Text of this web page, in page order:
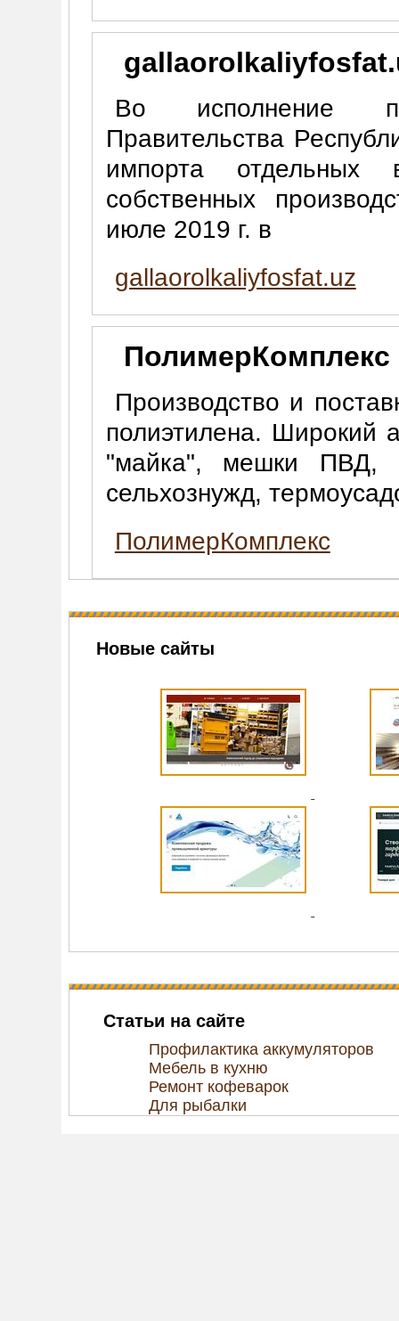
Новые сайты
Во исполнение
Правительства
импорта отдельных
собственных
июле 2019 г. в
gallaorolkaliyfosfat.uz
ПолимерКомплекс
Производство и
полиэтилена. Широкий
"майка", мешки
сельхознужд,
ПолимерКомплекс
Статьи на сайте
Профилактика аккумуляторов
Мебель в кухню
Ремонт кофеварок
Для рыбалки